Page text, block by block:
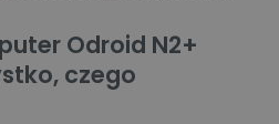
Odroid N2+
czego